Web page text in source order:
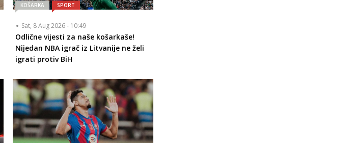
KOŠARKA SPORT
Sat, 8 Aug 2026 - 10:49
Odlične vijesti za naše košarkaše!
Nijedan NBA igrač iz Litvanije ne želi
igrati protiv BiH